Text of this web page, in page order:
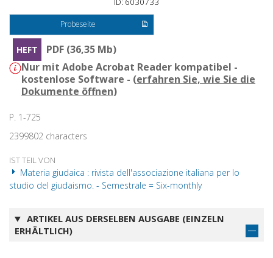
Probeseite
HEFT
PDF (36,35 Mb)
Nur mit Adobe Acrobat Reader kompatibel -
kostenlose Software - (erfahren Sie, wie Sie die
Dokumente öffnen)
P. 1-725
2399802 characters
IST TEIL VON
Materia giudaica : rivista dell'associazione italiana per lo
studio del giudaismo. - Semestrale = Six-monthly
ARTIKEL AUS DERSELBEN AUSGABE (EINZELN
ERHÄLTLICH)